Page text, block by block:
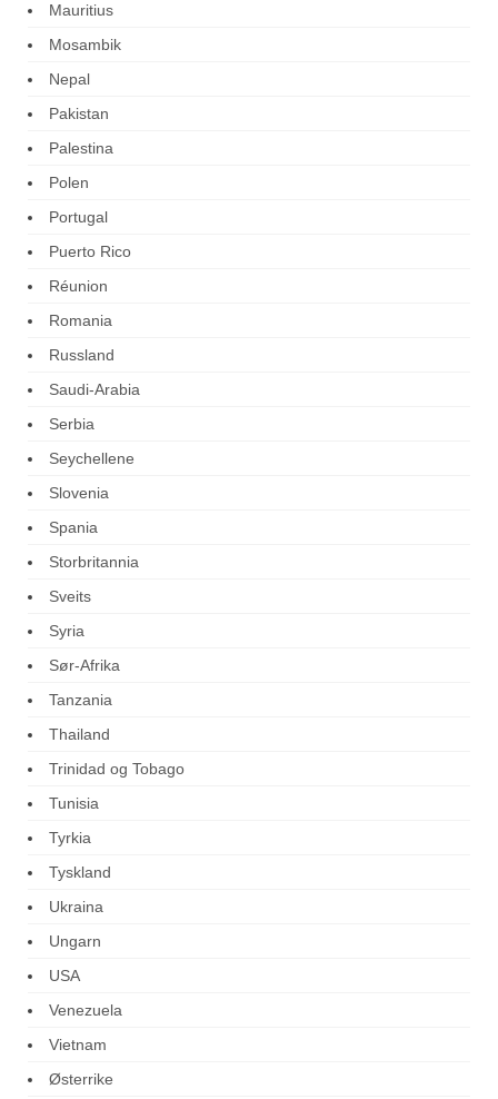
Mauritius
Mosambik
Nepal
Pakistan
Palestina
Polen
Portugal
Puerto Rico
Réunion
Romania
Russland
Saudi-Arabia
Serbia
Seychellene
Slovenia
Spania
Storbritannia
Sveits
Syria
Sør-Afrika
Tanzania
Thailand
Trinidad og Tobago
Tunisia
Tyrkia
Tyskland
Ukraina
Ungarn
USA
Venezuela
Vietnam
Østerrike